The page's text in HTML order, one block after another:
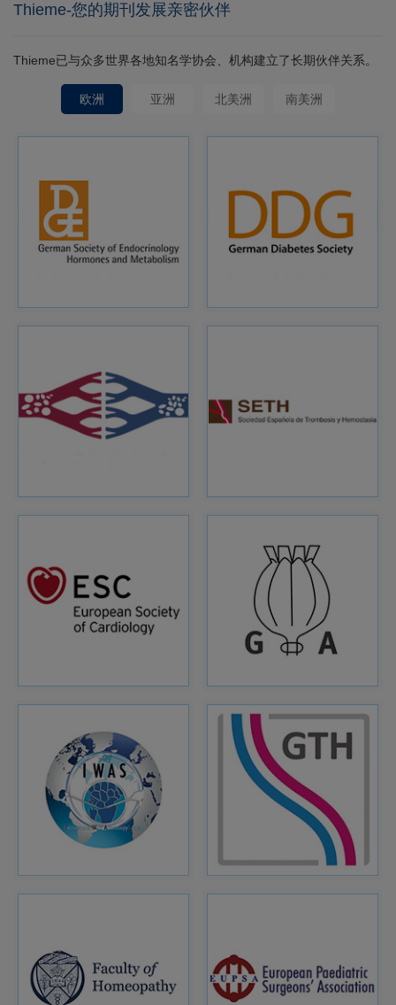
Thieme-您的期刊发展亲密伙伴
Thieme已与众多世界各地知名学协会、机构建立了长期伙伴关系。
欧洲 亚洲 北美洲 南美洲